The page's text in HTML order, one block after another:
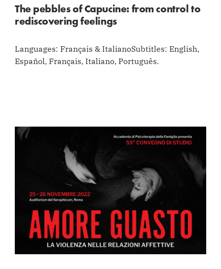
The pebbles of Capucine: from control to
rediscovering feelings
Languages: Français & ItalianoSubtitles: English,
Español, Français, Italiano, Português.